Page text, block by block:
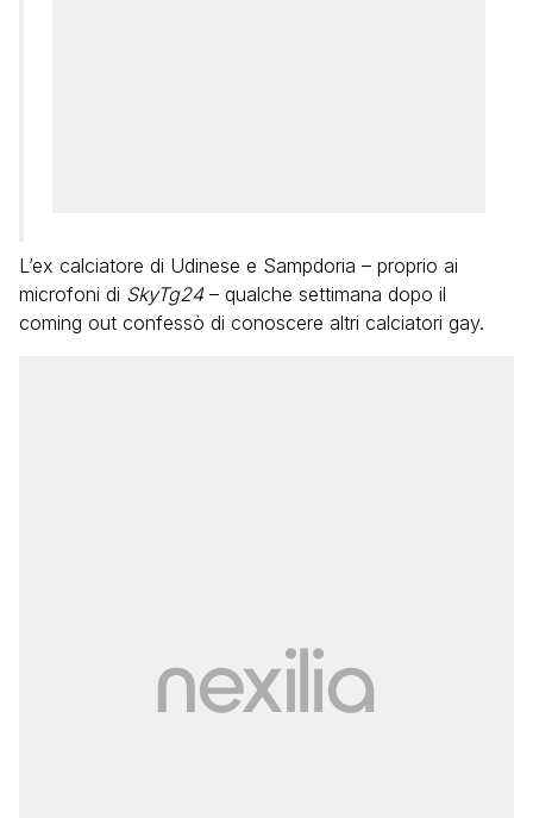
L’ex calciatore di Udinese e Sampdoria – proprio ai
microfoni di SkyTg24– qualche settimana dopo il
coming out confessò di conoscere altri calciatori gay.